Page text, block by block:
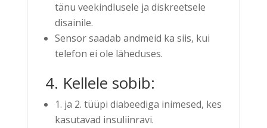
tänu veekindlusele ja diskreetsele
disainile.
Sensor saadab andmeid ka siis, kui
telefon ei ole läheduses.
4. Kellele sobib:
1. ja 2. tüüpi diabeediga inimesed, kes
kasutavad insuliinravi.